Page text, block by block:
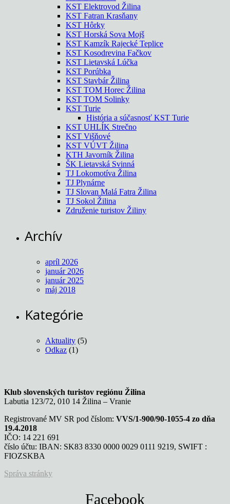
KST Elektrovod Žilina
KST Fatran Krasňany
KST Hôrky
KST Horská Sova Mojš
KST Kamzík Rajecké Teplice
KST Kosodrevina Fačkov
KST Lietavská Lúčka
KST Porúbka
KST Stavbár Žilina
KST TOM Horec Žilina
KST TOM Solinky
KST Turie
História a súčasnosť KST Turie
KST UHLÍK Strečno
KST Višňové
KST VÚVT Žilina
KTH Javorník Žilina
ŠK Lietavská Svinná
TJ Lokomotíva Žilina
TJ Plynárne
TJ Slovan Malá Fatra Žilina
TJ Sokol Žilina
Združenie turistov Žiliny
Archív
apríl 2026
január 2026
január 2025
máj 2018
Kategórie
Aktuality (5)
Odkaz (1)
Klub slovenských turistov regiónu Žilina
Labutia 123/72, 010 14 Žilina – Vranie
Registrované MV SR pod číslom: VVS/1-900/90-1055-4 zo dňa
19.4.2018
IČO: 14 221 691
číslo účtu: IBAN: SK83 8330 0000 0029 0111 9219, SWIFT :
FIOZSKBA
Správa stránky
Facebook